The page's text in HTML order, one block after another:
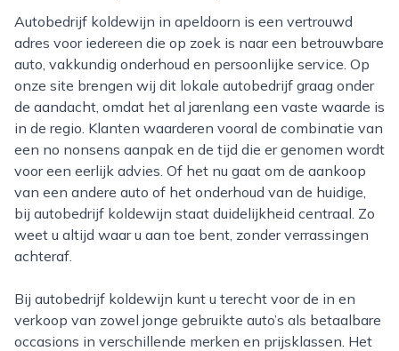
Autobedrijf koldewijn in apeldoorn is een vertrouwd
adres voor iedereen die op zoek is naar een betrouwbare
auto, vakkundig onderhoud en persoonlijke service. Op
onze site brengen wij dit lokale autobedrijf graag onder
de aandacht, omdat het al jarenlang een vaste waarde is
in de regio. Klanten waarderen vooral de combinatie van
een no nonsens aanpak en de tijd die er genomen wordt
voor een eerlijk advies. Of het nu gaat om de aankoop
van een andere auto of het onderhoud van de huidige,
bij autobedrijf koldewijn staat duidelijkheid centraal. Zo
weet u altijd waar u aan toe bent, zonder verrassingen
achteraf.
Bij autobedrijf koldewijn kunt u terecht voor de in en
verkoop van zowel jonge gebruikte auto’s als betaalbare
occasions in verschillende merken en prijsklassen. Het